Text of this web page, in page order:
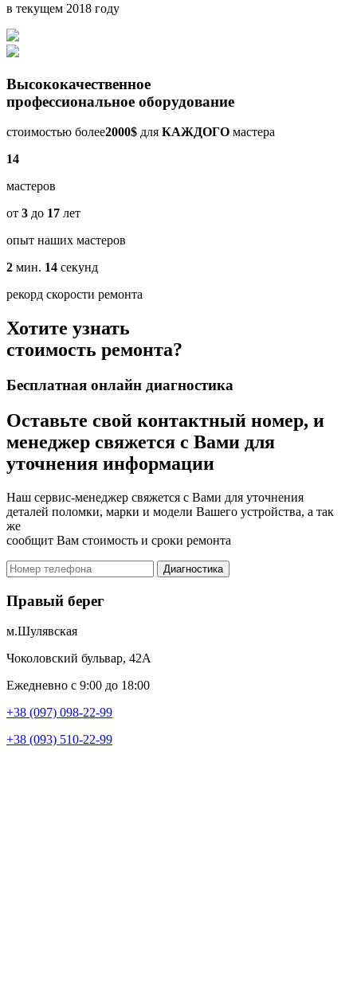
в текущем 2018 году
Высококачественное
профессиональное оборудование
стоимостью более2000$ для КАЖДОГО мастера
14
мастеров
от 3 до 17 лет
опыт наших мастеров
2 мин. 14 секунд
рекорд скорости ремонта
Хотите узнать
стоимость ремонта?
Бесплатная онлайн диагностика
Оставьте свой контактный номер, и
менеджер свяжется с Вами для
уточнения информации
Наш сервис-менеджер свяжется с Вами для уточнения
деталей поломки, марки и модели Вашего устройства, а так
же
сообщит Вам стоимость и сроки ремонта
Диагностика
Правый берег
м.Шулявская
Чоколовский бульвар, 42А
Ежедневно с 9:00 до 18:00
+38 (097) 098-22-99
+38 (093) 510-22-99